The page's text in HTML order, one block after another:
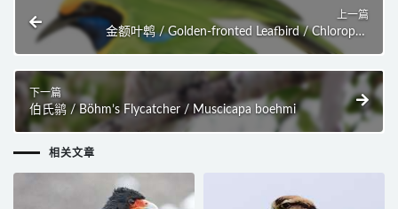
上一篇
金额叶鹎 / Golden-fronted Leafbird / Chloropsis
aurifrons
下一篇
伯氏鹟 / Böhm’s Flycatcher / Muscicapa boehmi
相关文章